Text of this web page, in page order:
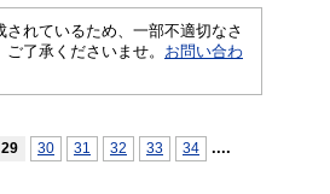
れているため、一部不適切なさ
了承くださいませ。 お問い合わ
29 30 31 32 33 34 ....